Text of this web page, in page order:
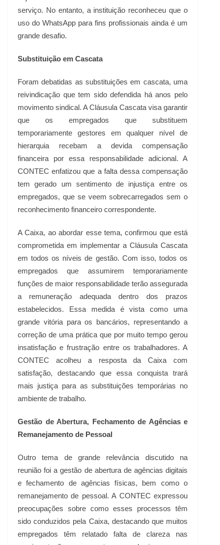
serviço. No entanto, a instituição reconheceu que o
uso do WhatsApp para fins profissionais ainda é um
grande desafio.
Substituição em Cascata
Foram debatidas as substituições em cascata, uma
reivindicação que tem sido defendida há anos pelo
movimento sindical. A Cláusula Cascata visa garantir
que os empregados que substituem
temporariamente gestores em qualquer nível de
hierarquia recebam a devida compensação
financeira por essa responsabilidade adicional. A
CONTEC enfatizou que a falta dessa compensação
tem gerado um sentimento de injustiça entre os
empregados, que se veem sobrecarregados sem o
reconhecimento financeiro correspondente.
A Caixa, ao abordar esse tema, confirmou que está
comprometida em implementar a Cláusula Cascata
em todos os níveis de gestão. Com isso, todos os
empregados que assumirem temporariamente
funções de maior responsabilidade terão assegurada
a remuneração adequada dentro dos prazos
estabelecidos. Essa medida é vista como uma
grande vitória para os bancários, representando a
correção de uma prática que por muito tempo gerou
insatisfação e frustração entre os trabalhadores. A
CONTEC acolheu a resposta da Caixa com
satisfação, destacando que essa conquista trará
mais justiça para as substituições temporárias no
ambiente de trabalho.
Gestão de Abertura, Fechamento de Agências e
Remanejamento de Pessoal
Outro tema de grande relevância discutido na
reunião foi a gestão de abertura de agências digitais
e fechamento de agências físicas, bem como o
remanejamento de pessoal. A CONTEC expressou
preocupações sobre como esses processos têm
sido conduzidos pela Caixa, destacando que muitos
empregados têm relatado falta de clareza nas